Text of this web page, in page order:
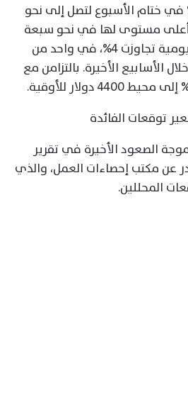
الفضة بنحو 3.6% في ختام الأسبوع لتصل إلى نحو
أعلى مستوى لها في نحو سبعة
أسابيع، محققًا مكاسب يومية تجاوزت 4%، في واحد من
الأسابيع الأخيرة. بالتزامن مع
توقعات الفائدة
الصعود الأخيرة في تقرير
عن مكتب إحصاءات العمل، والذي
المحللين.